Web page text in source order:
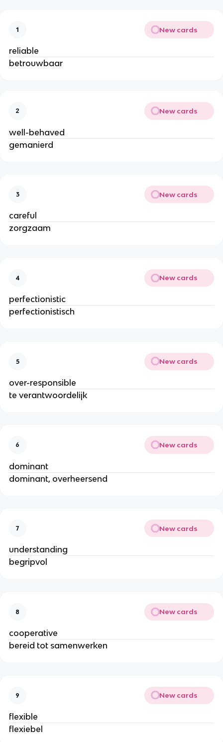
1 New cards
reliable
betrouwbaar
2 New cards
well-behaved
gemanierd
3 New cards
careful
zorgzaam
4 New cards
perfectionistic
perfectionistisch
5 New cards
over-responsible
te verantwoordelijk
6 New cards
dominant
dominant, overheersend
7 New cards
understanding
begripvol
8 New cards
cooperative
bereid tot samenwerken
9 New cards
flexible
flexiebel